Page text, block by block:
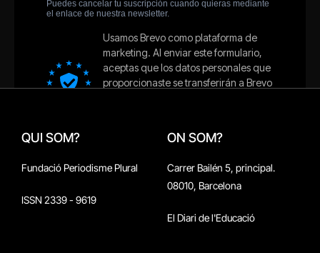
QUI SOM?
Fundació Periodisme Plural
ISSN 2339 - 9619
ON SOM?
Carrer Bailén 5, principal.
08010, Barcelona
El Diari de l'Educació